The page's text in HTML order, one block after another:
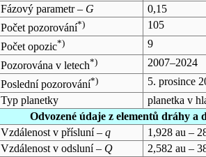
Fázový parametr – G
0,15
Počet pozorování*)
105
Počet opozic*)
9
Pozorována v letech*)
2007–2024
Poslední pozorování*)
5. prosince
Typ planetky
planetka v
Odvozené údaje z elementů dráhy a
Vzdálenost v přísluní – q
1,928 au –
Vzdálenost v odsluní – Q
2,582 au –